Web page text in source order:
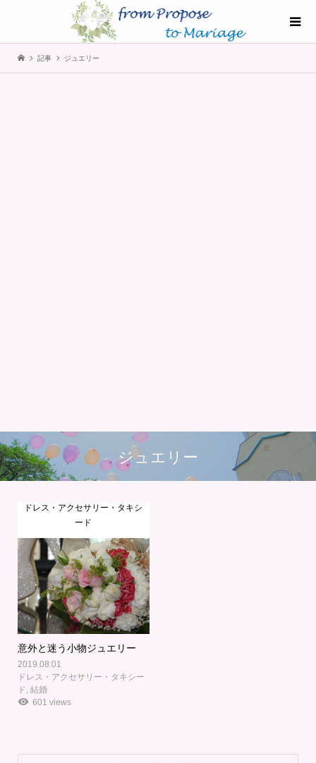
記事 ジュエリー
ジュエリー
ドレス・アクセサリー・タキシ
ード
意外と迷う小物ジュエリー
2019.08.01
ドレス・アクセサリー・タキシー
ド 結婚
601 views